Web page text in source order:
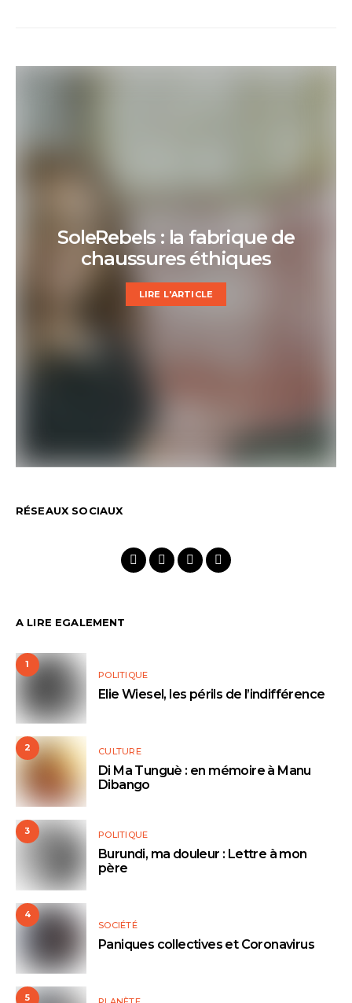
SoleRebels : la fabrique de
chaussures éthiques
LIRE L'ARTICLE
RÉSEAUX SOCIAUX
A LIRE EGALEMENT
1
POLITIQUE
Elie Wiesel, les périls de l’indifférence
2 CULTURE
Di Ma Tunguè : en mémoire à Manu
Dibango
3 POLITIQUE
Burundi, ma douleur : Lettre à mon
père
4
SOCIÉTÉ
Paniques collectives et Coronavirus
5